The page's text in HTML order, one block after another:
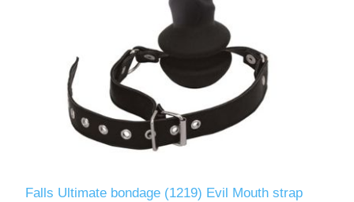
Falls Ultimate bondage (1219) Evil Mouth strap